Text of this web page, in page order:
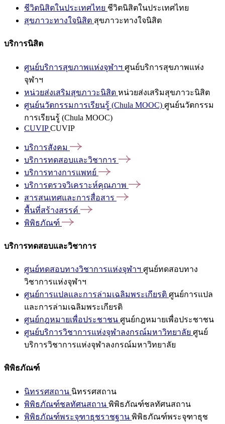
ชีวิตนิสิตในประเทศไทย ชีวิตนิสิตในประเทศไทย
สุขภาวะทางใจนิสิต สุขภาวะทางใจนิสิต
บริการนิสิต
ศูนย์บริการสุขภาพแห่งจุฬาฯ ศูนย์บริการสุขภาพแห่ง
จุฬาฯ
หน่วยส่งเสริมสุขภาวะนิสิต หน่วยส่งเสริมสุขภาวะนิสิต
ศูนย์นวัตกรรมการเรียนรู้ (Chula MOOC) ศูนย์นวัตกรรม
การเรียนรู้ (Chula MOOC)
CUVIPCUVIP
บริการสังคม
บริการทดสอบและวิชาการ
บริการทางการแพทย์
บริการตรวจวิเคราะห์คุณภาพ
สารสนเทศและการสื่อสาร
พื้นที่สร้างสรรค์
พิพิธภัณฑ์
บริการทดสอบและวิชาการ
ศูนย์ทดสอบทางวิชาการแห่งจุฬาฯ ศูนย์ทดสอบทาง
วิชาการแห่งจุฬาฯ
ศูนย์การแปลและการล่ามเฉลิมพระเกียรติ ศูนย์การแปล
และการล่ามเฉลิมพระเกียรติ
ศูนย์กฎหมายเพื่อประชาชน ศูนย์กฎหมายเพื่อประชาชน
ศูนย์บริการวิชาการแห่งจุฬาลงกรณ์มหาวิทยาลัย ศูนย์
บริการวิชาการแห่งจุฬาลงกรณ์มหาวิทยาลัย
พิพิธภัณฑ์
นิทรรศสถาน นิทรรศสถาน
พิพิธภัณฑ์ชลทัศนสถาน พิพิธภัณฑ์ชลทัศนสถาน
พิพิธภัณฑ์พระจุฑาธุชราชฐาน พิพิธภัณฑ์พระจุฑาธุช